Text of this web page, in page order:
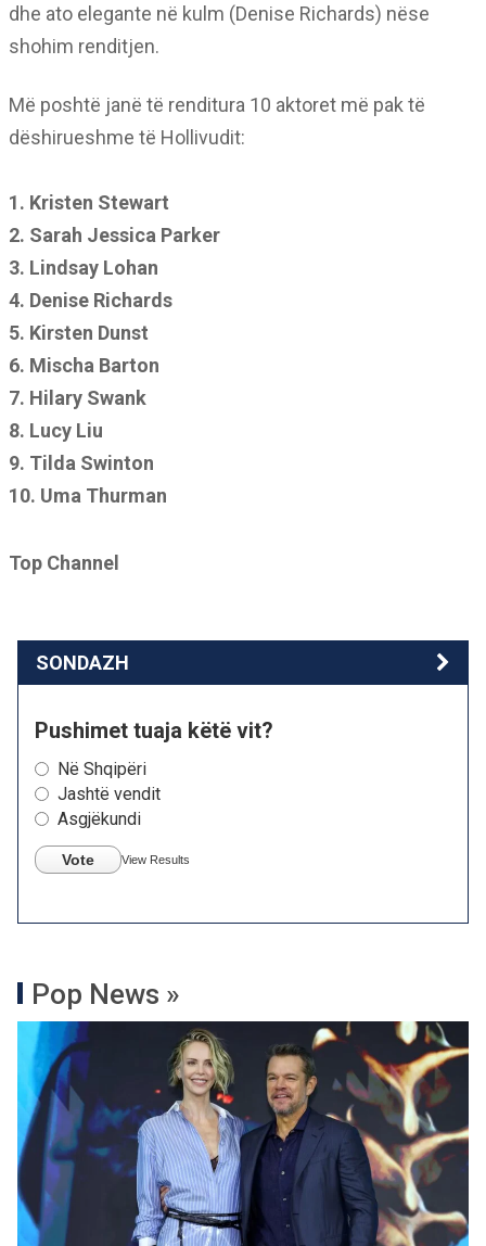
dhe ato elegante në kulm (Denise Richards) nëse
shohim renditjen.
Më poshtë janë të renditura 10 aktoret më pak të
dëshirueshme të Hollivudit:
1. Kristen Stewart
2. Sarah Jessica Parker
3. Lindsay Lohan
4. Denise Richards
5. Kirsten Dunst
6. Mischa Barton
7. Hilary Swank
8. Lucy Liu
9. Tilda Swinton
10. Uma Thurman
Top Channel
SONDAZH
Pushimet tuaja këtë vit?
Në Shqipëri
Jashtë vendit
Asgjëkundi
Vote View Results
Pop News »